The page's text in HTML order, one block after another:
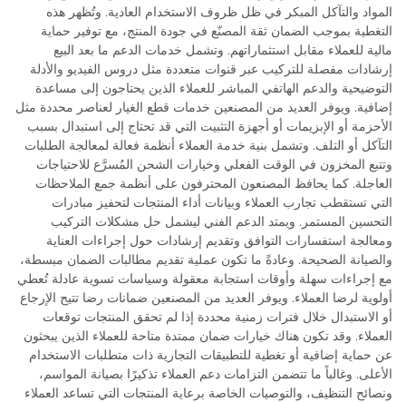
المواد والتآكل المبكر في ظل ظروف الاستخدام العادية. وتُظهر هذه
التغطية بموجب الضمان ثقة المصنّع في جودة المنتج، مع توفير حماية
مالية للعملاء مقابل استثماراتهم. وتشمل خدمات الدعم ما بعد البيع
إرشادات مفصلة للتركيب عبر قنوات متعددة مثل دروس الفيديو والأدلة
التوضيحية والدعم الهاتفي المباشر للعملاء الذين يحتاجون إلى مساعدة
إضافية. ويوفر العديد من المصنعين خدمات قطع الغيار لعناصر محددة مثل
الأحزمة أو الإبزيمات أو أجهزة التثبيت التي قد تحتاج إلى استبدال بسبب
التآكل أو التلف. وتشمل بنية خدمة العملاء أنظمة فعالة لمعالجة الطلبات
وتتبع المخزون في الوقت الفعلي وخيارات الشحن المُسرَّع للاحتياجات
العاجلة. كما يحافظ المصنعون المحترفون على أنظمة جمع الملاحظات
التي تستقطب تجارب العملاء وبيانات أداء المنتجات لتحفيز مبادرات
التحسين المستمر. ويمتد الدعم الفني ليشمل حل مشكلات التركيب
ومعالجة استفسارات التوافق وتقديم إرشادات حول إجراءات العناية
والصيانة الصحيحة. وعادةً ما تكون عملية تقديم مطالبات الضمان مبسطة،
مع إجراءات سهلة وأوقات استجابة معقولة وسياسات تسوية عادلة تُعطي
أولوية لرضا العملاء. ويوفر العديد من المصنعين ضمانات رضا تتيح الإرجاع
أو الاستبدال خلال فترات زمنية محددة إذا لم تحقق المنتجات توقعات
العملاء. وقد تكون هناك خيارات ضمان ممتدة متاحة للعملاء الذين يبحثون
عن حماية إضافية أو تغطية للتطبيقات التجارية ذات متطلبات الاستخدام
الأعلى. وغالباً ما تتضمن التزامات دعم العملاء تذكيرًا بصيانة المواسم،
ونصائح التنظيف، والتوصيات الخاصة برعاية المنتجات التي تساعد العملاء